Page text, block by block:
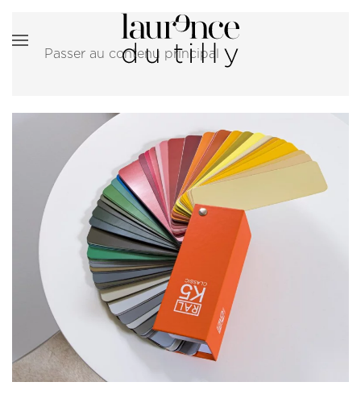
Passer au contenu principal